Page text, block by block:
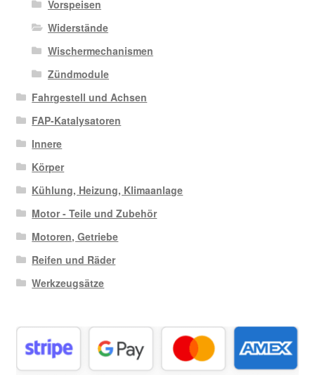
Vorspeisen
Widerstände
Wischermechanismen
Zündmodule
Fahrgestell und Achsen
FAP-Katalysatoren
Innere
Körper
Kühlung, Heizung, Klimaanlage
Motor - Teile und Zubehör
Motoren, Getriebe
Reifen und Räder
Werkzeugsätze